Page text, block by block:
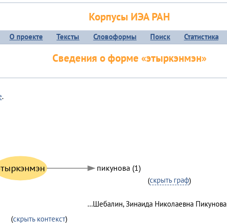
Корпусы ИЭА РАН
О проекте Тексты Словоформы Поиск Статистика
Сведения о форме «этыркэнмэн»
.
пикунова (1)
(скрыть граф)
…Шебалин, Зинаида Николаевна Пикунова
(скрыть контекст)